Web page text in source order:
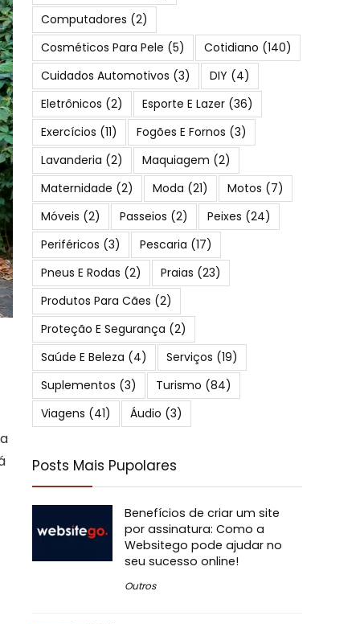
Computadores (2)
Cosméticos Para Pele (5) Cotidiano (140)
Cuidados Automotivos (3) DIY (4)
Eletrônicos (2) Esporte E Lazer (36)
Exercícios (11) Fogões E Fornos (3)
Lavanderia (2) Maquiagem (2)
Maternidade (2) Moda (21) Motos (7)
Móveis (2) Passeios (2) Peixes (24)
Periféricos (3) Pescaria (17)
Pneus E Rodas (2) Praias (23)
Produtos Para Cães (2)
Proteção E Segurança (2)
Saúde E Beleza (4) Serviços (19)
Suplementos (3) Turismo (84)
Viagens (41) Áudio (3)
Posts Mais Pupolares
Benefícios de criar um site
por assinatura: Como a
Websitego pode ajudar no
seu sucesso online!
Outros